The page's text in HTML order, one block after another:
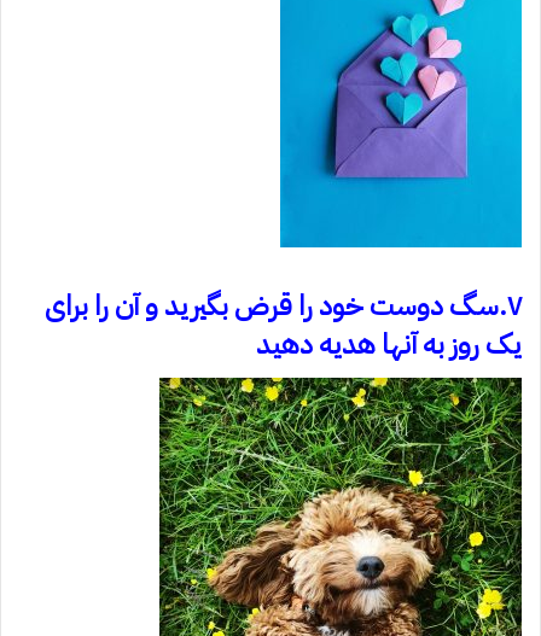
۷.سگ دوست خود را قرض بگیرید و آن را برای
یک روز به آنها هدیه دهید